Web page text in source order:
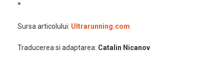
*
Sursa articolului: Ultrarunning.com
Traducerea si adaptarea: Catalin Nicanov